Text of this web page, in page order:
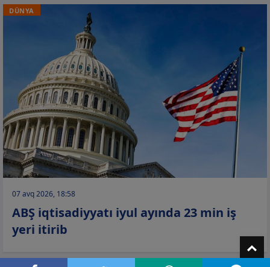
DÜNYA
07 avq 2026, 18:58
ABŞ iqtisadiyyatı iyul ayında 23 min iş
yeri itirib